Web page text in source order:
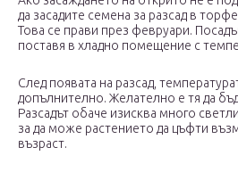
да засадите семена за разсад в
Това се прави през февруари.
поставя в хладно помещение с
След появата на разсад,
допълнително. Желателно е тя да
Разсадът обаче изисква много
за да може растението да цъфти
възраст.